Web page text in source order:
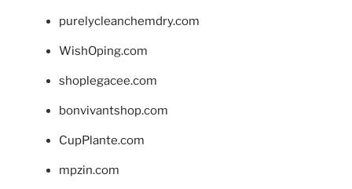
purelycleanchemdry.com
WishOping.com
shoplegacee.com
bonvivantshop.com
CupPlante.com
mpzin.com